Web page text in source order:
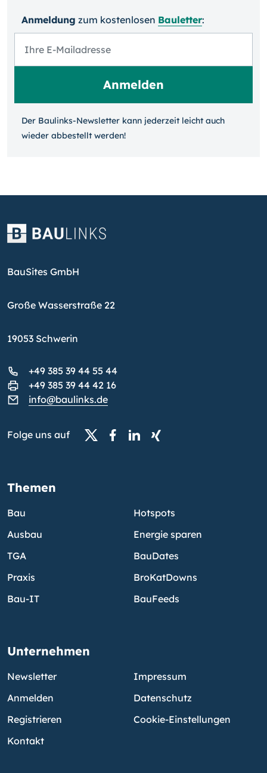
Anmeldung zum kosten­losen Bauletter:
Der Baulinks-Newsletter kann jeder­zeit leicht auch
wieder ab­bestellt werden!
BauSites GmbH
Große Wasserstraße 22
19053 Schwerin
+49 385 39 44 55 44
+49 385 39 44 42 16
info@baulinks.de
Folge uns auf
Themen
Bau
Ausbau
TGA
Praxis
Bau-IT
Hotspots
Energie sparen
BauDates
BroKatDowns
BauFeeds
Unternehmen
Newsletter
Anmelden
Registrieren
Kontakt
Impressum
Datenschutz
Cookie-Einstellungen